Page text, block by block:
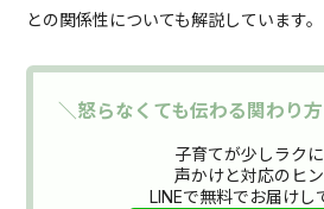
との関係性についても解説しています。
＼怒らなくても伝わる関わり
子育てが少しラク
声かけと対応のヒ
LINEで無料でお届けし